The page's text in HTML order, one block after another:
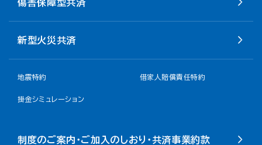
傷害保障型共済
新型火災共済
地震特約 借家人賠償責任特約
掛金シミュレーション
制度のご案内・ご加入のしおり・共済事業約款